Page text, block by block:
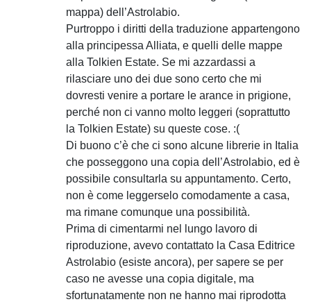
mappa) dell’Astrolabio.
Purtroppo i diritti della traduzione appartengono
alla principessa Alliata, e quelli delle mappe
alla Tolkien Estate. Se mi azzardassi a
rilasciare uno dei due sono certo che mi
dovresti venire a portare le arance in prigione,
perché non ci vanno molto leggeri (soprattutto
la Tolkien Estate) su queste cose. :(
Di buono c’è che ci sono alcune librerie in Italia
che posseggono una copia dell’Astrolabio, ed è
possibile consultarla su appuntamento. Certo,
non è come leggerselo comodamente a casa,
ma rimane comunque una possibilità.
Prima di cimentarmi nel lungo lavoro di
riproduzione, avevo contattato la Casa Editrice
Astrolabio (esiste ancora), per sapere se per
caso ne avesse una copia digitale, ma
sfortunatamente non ne hanno mai riprodotta